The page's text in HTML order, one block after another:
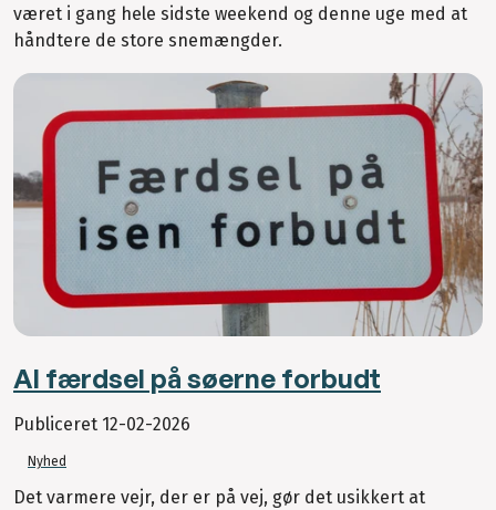
været i gang hele sidste weekend og denne uge med at
håndtere de store snemængder.
Al færdsel på søerne forbudt
Publiceret 12-02-2026
Nyhed
Det varmere vejr, der er på vej, gør det usikkert at